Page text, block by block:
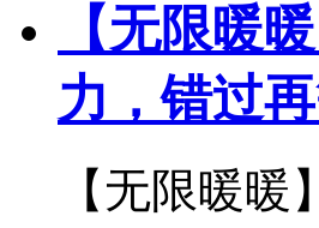
【无限暖
力，错过
【无限暖